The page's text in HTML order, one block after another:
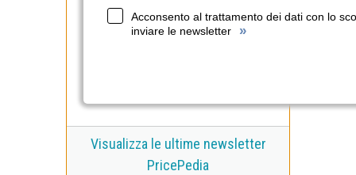
Acconsento al trattamento dei dati con lo
inviare le newsletter
»
Visualizza le ultime newsletter
PricePedia